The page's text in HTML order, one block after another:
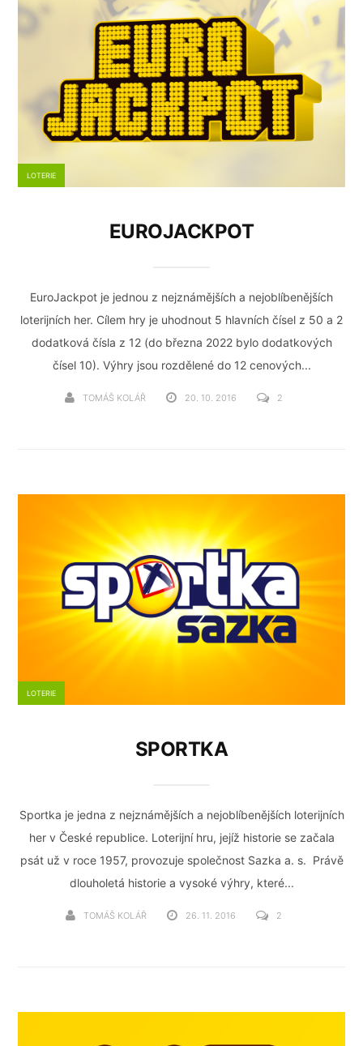
LOTERIE
EUROJACKPOT
EuroJackpot je jednou z nejznámějších a nejoblíbenějších
loterijních her. Cílem hry je uhodnout 5 hlavních čísel z 50 a 2
dodatková čísla z 12 (do března 2022 bylo dodatkových
čísel 10). Výhry jsou rozdělené do 12 cenových...
TOMÁŠ KOLÁŘ 20. 10. 2016 2
LOTERIE
SPORTKA
Sportka je jedna z nejznámějších a nejoblíbenějších loterijních
her v České republice. Loterijní hru, jejíž historie se začala
psát už v roce 1957, provozuje společnost Sazka a. s. Právě
dlouholetá historie a vysoké výhry, které...
TOMÁŠ KOLÁŘ 26. 11. 2016 2